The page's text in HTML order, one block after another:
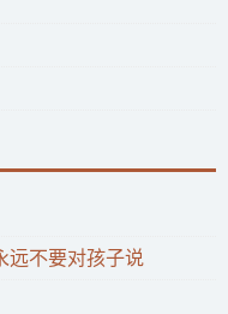
远不要对孩子说